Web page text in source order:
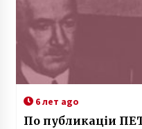
6 лет ago
По публикаціи